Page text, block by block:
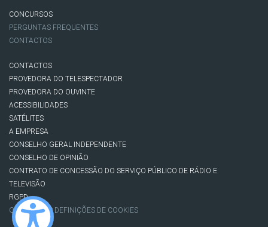
CONCURSOS
PERGUNTAS FREQUENTES
CONTACTOS
CONTACTOS
PROVEDORA DO TELESPECTADOR
PROVEDORA DO OUVINTE
ACESSIBILIDADES
SATÉLITES
A EMPRESA
CONSELHO GERAL INDEPENDENTE
CONSELHO DE OPINIÃO
CONTRATO DE CONCESSÃO DO SERVIÇO PÚBLICO DE RÁDIO E
TELEVISÃO
RGPD
GESTÃO DAS DEFINIÇÕES DE COOKIES